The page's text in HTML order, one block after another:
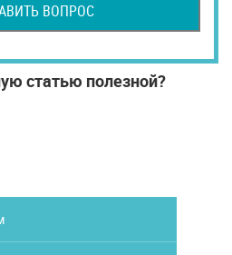
ВОПРОС
статью полезной?